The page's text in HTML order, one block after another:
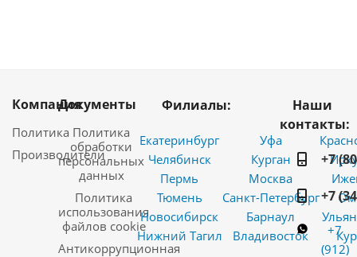
Компания
Политика
Производители
Документы
Политика
обработки
персональных
данных
Политика
использования
файлов cookie
Антикоррупционная
Филиалы:
Екатеринбург
Челябинск
Пермь
Тюмень
Новосибирск
Нижний Тагил
Уфа
Курган
Москва
Санкт-Петербург
Барнаул
Владивосток
Наши
контакты:
+7
+7
+7
(912)